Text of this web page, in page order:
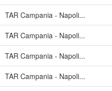
TAR Campania - Napoli...
TAR Campania - Napoli...
TAR Campania - Napoli...
TAR Campania - Napoli...